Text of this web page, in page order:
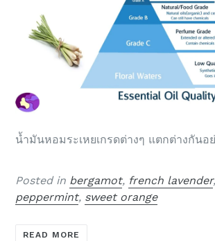
น้ำมันหอมระเหยเกรดต่างๆ แตกต่างกันอ
Posted in bergamot, french lavender,
peppermint, sweet orange
READ MORE